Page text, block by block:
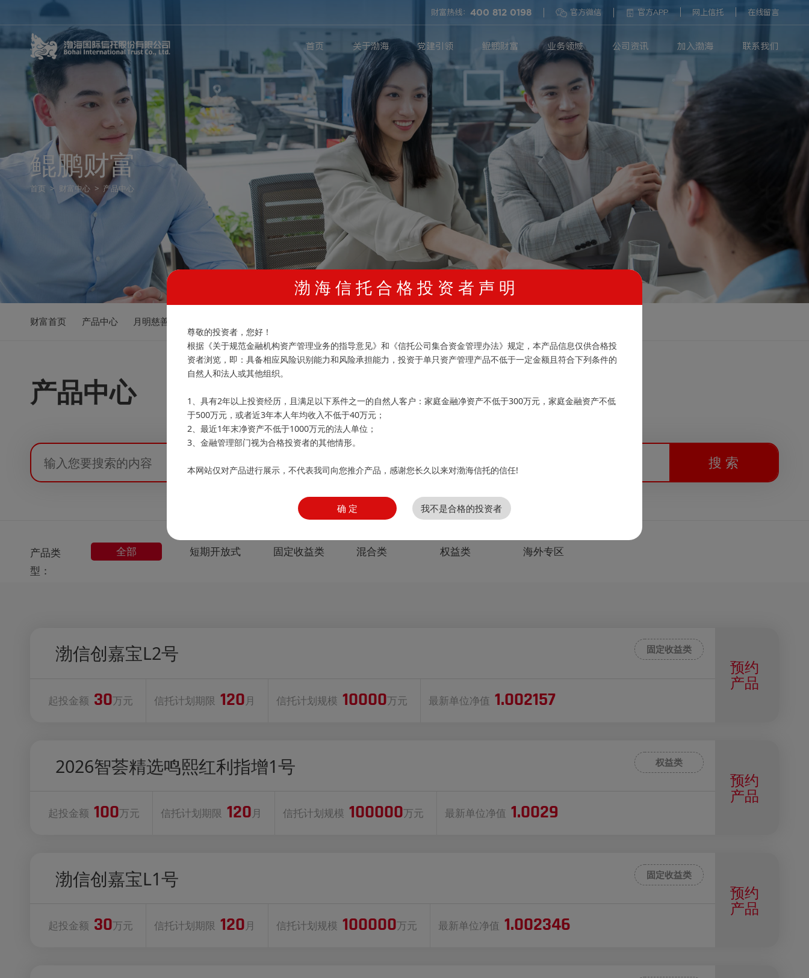
财富热线：400 812 0198 官方微信 官方APP 网上信托 在线留言
首页 关于渤海 党建引领 鲲鹏财富 业务领域 公司资讯 加入渤海 联系我们
鲲鹏财富
首页 > 财富中心 > 产品中心
财富首页 产品中心 月明慈善
产品中心
产品类
型：
全部 短期开放式 固定收益类 混合类 权益类 海外专区
渤信创嘉宝L2号 固定收益类
起投金额 30万元 信托计划期限 120月 信托计划规模 10000万元 最新单位净值 1.002157
预约
产品
2026智荟精选鸣熙红利指增1号 权益类
起投金额 100万元 信托计划期限 120月 信托计划规模 100000万元 最新单位净值 1.0029
预约
产品
渤信创嘉宝L1号 固定收益类
起投金额 30万元 信托计划期限 120月 信托计划规模 100000万元 最新单位净值 1.002346
预约
产品
渤 海 信 托 合 格 投 资 者 声 明
尊敬的投资者，您好！
根据《关于规范金融机构资产管理业务的指导意见》和《信托公司集合资金管理办法》规定，本产品信息仅供合格投
资者浏览，即：具备相应风险识别能力和风险承担能力，投资于单只资产管理产品不低于一定金额且符合下列条件的
自然人和法人或其他组织。
1、具有2年以上投资经历，且满足以下系件之一的自然人客户：家庭金融净资产不低于300万元，家庭金融资产不低
于500万元，或者近3年本人年均收入不低于40万元；
2、最近1年末净资产不低于1000万元的法人单位；
3、金融管理部门视为合格投资者的其他情形。
本网站仅对产品进行展示，不代表我司向您推介产品，感谢您长久以来对渤海信托的信任!
确 定 我不是合格的投资者